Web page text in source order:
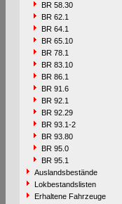
BR 58.30
BR 62.1
BR 64.1
BR 65.10
BR 78.1
BR 83.10
BR 86.1
BR 91.6
BR 92.1
BR 92.29
BR 93.1-2
BR 93.80
BR 95.0
BR 95.1
Auslandsbestände
Lokbestandslisten
Erhaltene Fahrzeuge